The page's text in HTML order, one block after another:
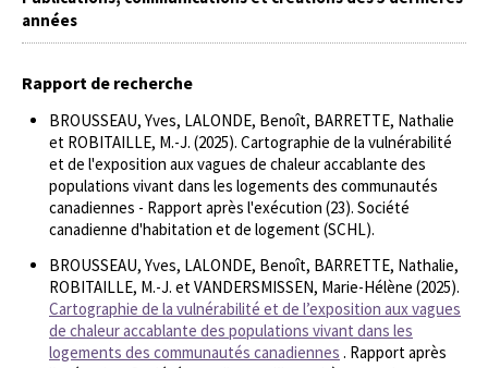
années
Rapport de recherche
BROUSSEAU, Yves, LALONDE, Benoît, BARRETTE, Nathalie
et ROBITAILLE, M.-J. (2025). Cartographie de la vulnérabilité
et de l'exposition aux vagues de chaleur accablante des
populations vivant dans les logements des communautés
canadiennes - Rapport après l'exécution (23). Société
canadienne d'habitation et de logement (SCHL).
BROUSSEAU, Yves, LALONDE, Benoît, BARRETTE, Nathalie,
ROBITAILLE, M.-J. et VANDERSMISSEN, Marie-Hélène (2025).
Cartographie de la vulnérabilité et de l’exposition aux vagues
de chaleur accablante des populations vivant dans les
logements des communautés canadiennes . Rapport après